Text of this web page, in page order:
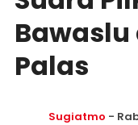
Bawaslu
Palas
Sugiatmo -